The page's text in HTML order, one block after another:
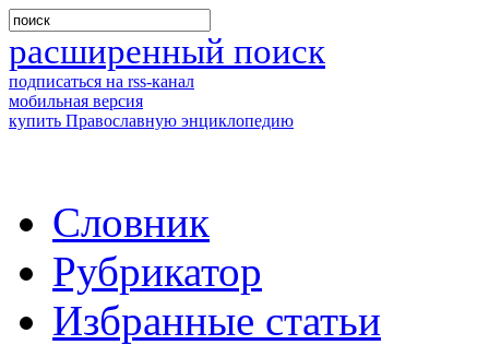
расширенный поиск
подписаться на rss-канал
мобильная версия
купить Православную энциклопедию
Словник
Рубрикатор
Избранные статьи